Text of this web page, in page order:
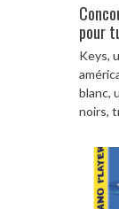
pour
Keys,
blanc,
noirs,